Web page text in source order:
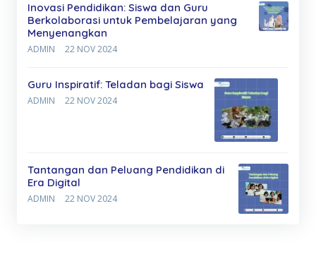
Inovasi Pendidikan: Siswa dan Guru
Berkolaborasi untuk Pembelajaran yang
Menyenangkan
ADMIN 22 NOV 2024
Guru Inspiratif: Teladan bagi Siswa
ADMIN 22 NOV 2024
Tantangan dan Peluang Pendidikan di
Era Digital
ADMIN 22 NOV 2024